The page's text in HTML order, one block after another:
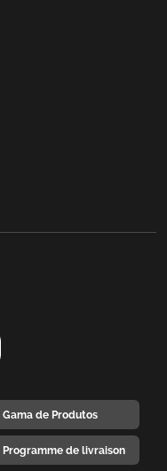
Gama de Produtos
Programme de livraison